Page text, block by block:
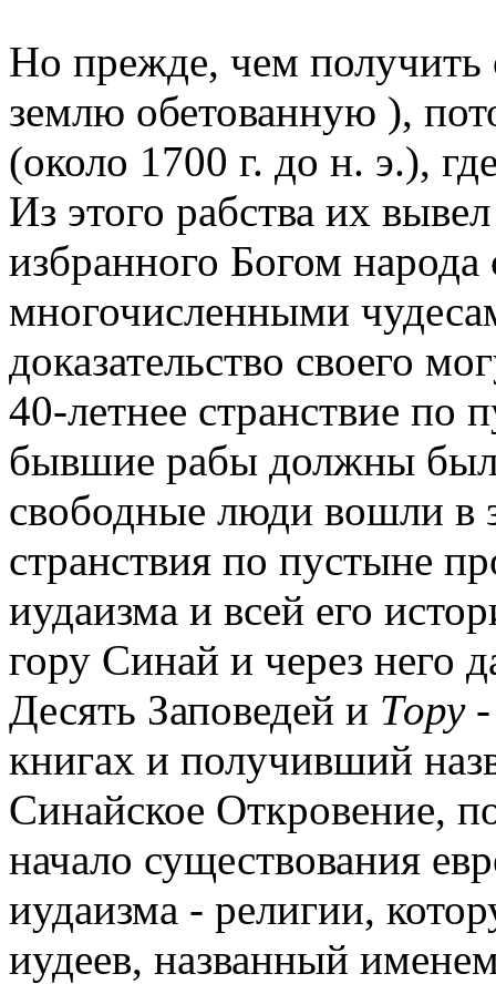
Но прежде, чем
землю обетованную ),
(около 1700 г. до н. э.),
Из этого рабства их
избранного Богом
многочисленными
доказательство своего
40-летнее странствие по
бывшие рабы должны
свободные люди вошли в
странствия по пустыне
иудаизма и всей его
гору Синай и через него
Десять Заповедей и Тору-
книгах и получивший
Синайское Откровение,
начало существования
иудаизма - религии,
иудеев, названный